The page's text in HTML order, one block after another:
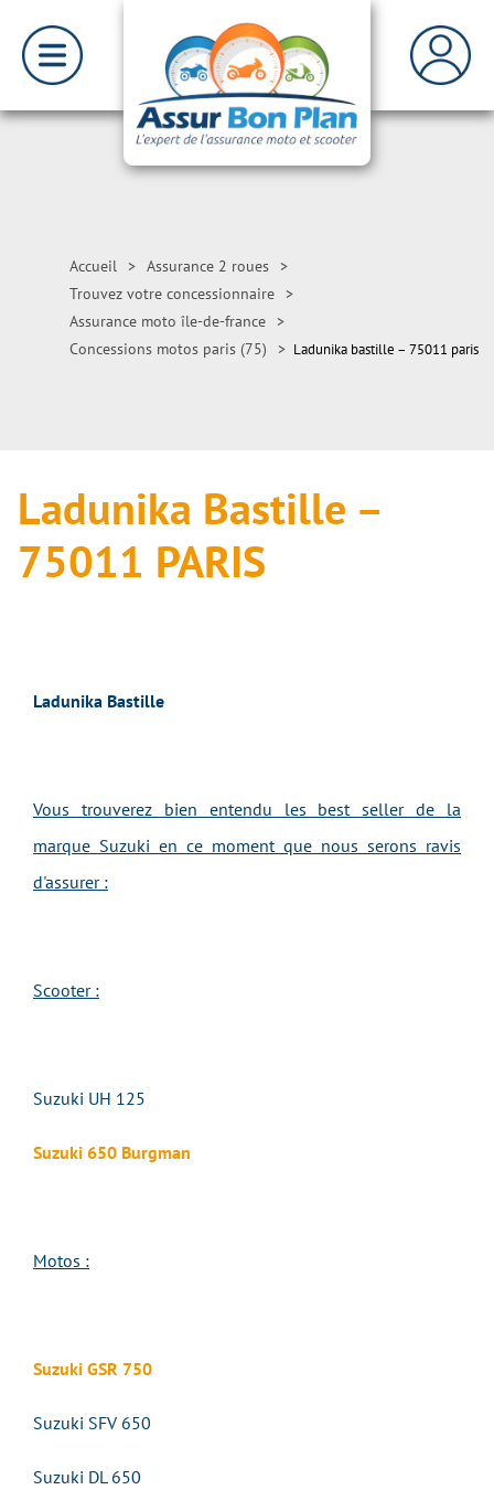
Accueil > Assurance 2 roues >
Trouvez votre concessionnaire >
Assurance moto île-de-france >
Concessions motos paris (75)
> Ladunika bastille – 75011 paris
Ladunika Bastille –
75011 PARIS
Ladunika Bastille
Vous trouverez bien entendu les best seller de la
marque Suzuki en ce moment que nous serons ravis
d'assurer :
Scooter :
Suzuki UH 125
Suzuki 650 Burgman
Motos :
Suzuki GSR 750
Suzuki SFV 650
Suzuki DL 650